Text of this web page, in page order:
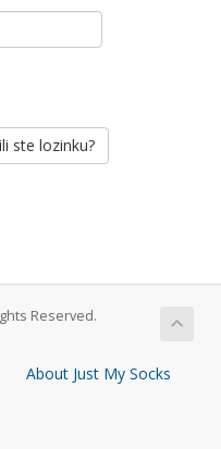
ste lozinku?
Reserved.
About Just My Socks